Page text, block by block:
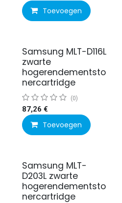
Toevoegen
Samsung MLT-D116L
zwarte
hogerendementsto
nercartridge
(0)
87,26 €
Toevoegen
Actie
Samsung MLT-
D203L zwarte
hogerendementsto
nercartridge